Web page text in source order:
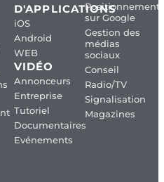
D'APPLICATIONS
iOS
Android
WEB
VIDÉO
Annonceurs
Entreprise
Tutoriel
Documentaires
Evénements
Positionnement
sur Google
Gestion des
médias
sociaux
Conseil
Radio/TV
Signalisation
Magazines